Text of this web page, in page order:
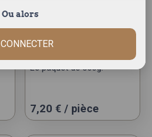
Ou alors
dauphine 6plq
Le paquet de 360g.
7,20 € / pièce